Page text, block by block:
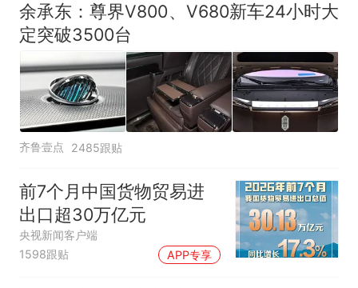
余承东：尊界V800、V680新车24小时大
定突破3500台
齐鲁壹点 2485跟贴
前7个月中国货物贸易进
出口超30万亿元
央视新闻客户端
1598跟贴
APP专享